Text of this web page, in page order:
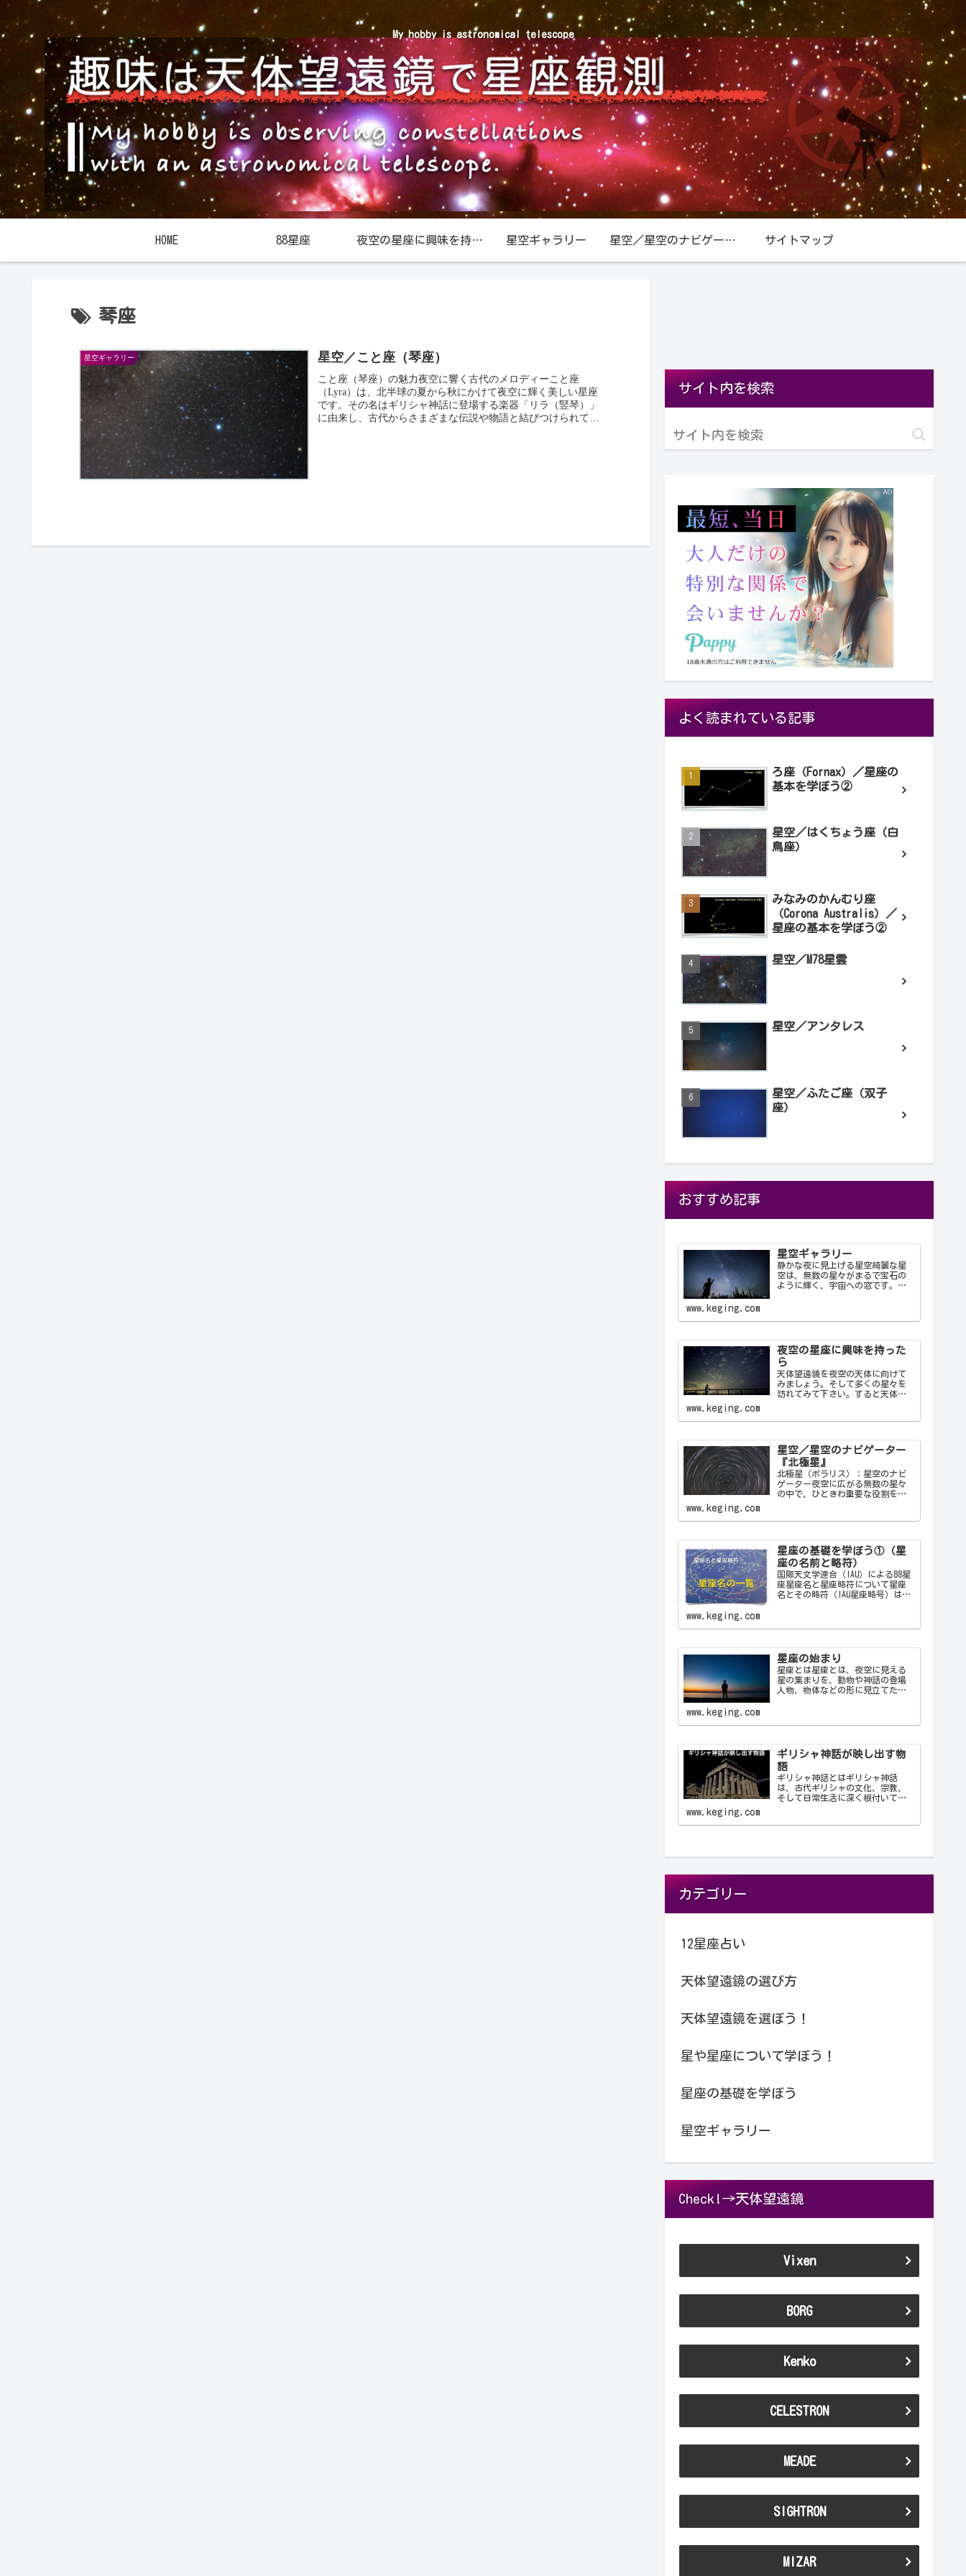
My hobby is astronomical telescope
HOME 88星座 夜空の星座に興味を持ったら 星空ギャラリー 星空／星空のナビゲーター『北極星』 サイトマップ
琴座
星空ギャラリー 星空／こと座（琴座）
こと座（琴座）の魅力夜空に響く古代のメロディーこと座
（Lyra）は、北半球の夏から秋にかけて夜空に輝く美しい星座
です。その名はギリシャ神話に登場する楽器「リラ（竪琴）」
に由来し、古代からさまざまな伝説や物語と結びつけられてき
サイト内を検索
よく読まれている記事
ろ座（Fornax）／星座の
基本を学ぼう②
星空／はくちょう座（白
鳥座）
みなみのかんむり座
（Corona Australis）／
星座の基本を学ぼう②
星空／M78星雲
星空／アンタレス
星空／ふたご座（双子
座）
おすすめ記事
星空ギャラリー
静かな夜に見上げる星空綺麗な星
空は、無数の星々がまるで宝石の
ように輝く、宇宙への窓です。静
感…
www.keging.com
夜空の星座に興味を持った
ら
天体望遠鏡を夜空の天体に向けて
みましょう。そして多くの星々を
訪れてみて下さい。すると天体望
色々なメッセージをあなたに伝え
があなたにとって一生の趣味にな
ることでしょう。
www.keging.com
星空／星空のナビゲーター
『北極星』
北極星（ポラリス）：星空のナビ
ゲーター夜空に広がる無数の星々
の中で、ひときわ重要な役割を果
るまで、北極星は航海者や探検家
たしてきました。ここでは…
www.keging.com
星座の基礎を学ぼう①（星
座の名前と略符）
国際天文学連合（IAU）による88星
座星座名と星座略符について星座
名とその略符（IAU星座略号）は、
www.keging.com
星座の始まり
星座とは星座とは、夜空に見える
星の集まりを、動物や神話の登場
人物、物体などの形に見立てたも
要な役…
www.keging.com
ギリシャ神話が映し出す物
語
ギリシャ神話とはギリシャ神話
は、古代ギリシャの文化、宗教、
そして日常生活に深く根付いてい
の物語は、古代ギリシャ人の世界
大な…
www.keging.com
カテゴリー
12星座占い
天体望遠鏡の選び方
天体望遠鏡を選ぼう！
星や星座について学ぼう！
星座の基礎を学ぼう
星空ギャラリー
Check!→天体望遠鏡
Vixen
BORG
Kenko
CELESTRON
MEADE
SIGHTRON
MIZAR